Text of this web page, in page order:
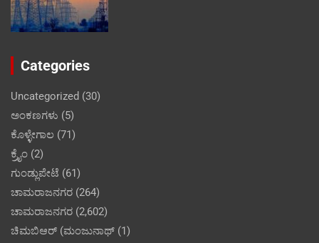
Categories
Uncategorized (30)
ಅಂಕಣಗಳು (5)
ಕೊಳ್ಳೇಗಾಲ (71)
ಕ್ರೈಂ (2)
ಗುಂಡ್ಲುಪೇಟೆ (61)
ಚಾಮರಾಜನಗರ (264)
ಚಾಮರಾಜನಗರ (2,602)
ಚಿಮಬಿಆರ್ (ಮಂಜುನಾಥ್ (1)